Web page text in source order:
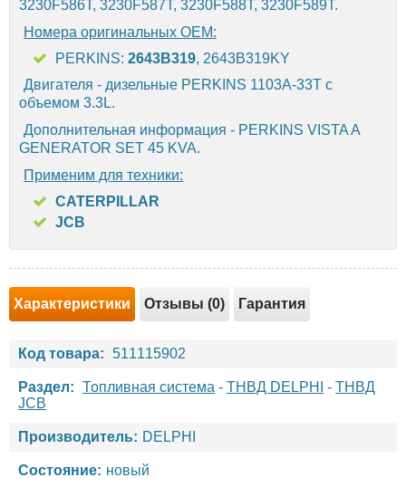
3230F586T, 3230F587T, 3230F588T, 3230F589T.
Номера оригинальных OEM:
PERKINS: 2643B319, 2643B319KY
Двигателя - дизельные PERKINS 1103A-33T с
объемом 3.3L.
Дополнительная информация - PERKINS VISTA A
GENERATOR SET 45 KVA.
Применим для техники:
CATERPILLAR
JCB
Характеристики Отзывы (0) Гарантия
Код товара: 511115902
Раздел: Топливная система - ТНВД DELPHI - ТНВД
JCB
Производитель: DELPHI
Состояние: новый